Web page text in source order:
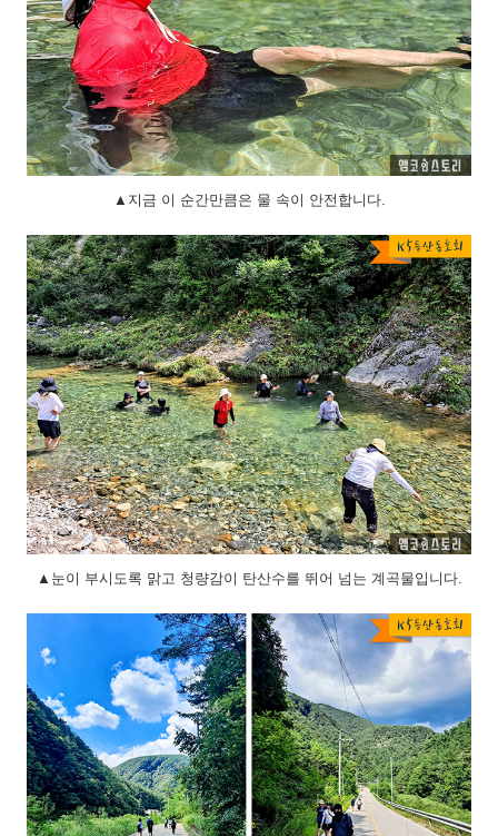
▲지금 이 순간만큼은 물 속이 안전합니다.
▲눈이 부시도록 맑고 청량감이 탄산수를 뛰어 넘는 계곡물입니다.